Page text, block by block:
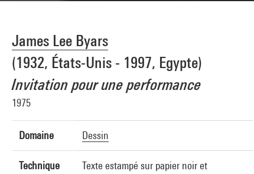
James Lee Byars
(1932, États-Unis - 1997, Egypte)
Invitation pour une performance
1975
Domaine Dessin
Technique
Texte estampé sur papier noir et